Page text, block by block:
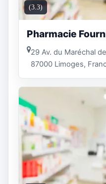
(3.3)
Pharmacie
29 Av. du Maréchal
87000 Limoges,